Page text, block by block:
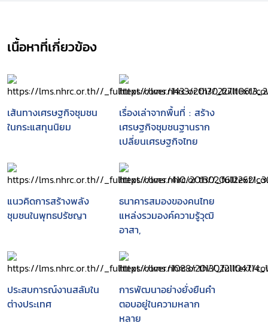
เนื้อหาที่เกี่ยวข้อง
เส้นทางเศรษฐกิจชุมชน
ในกระแสทุนนิยม
เรื่องเล่าจากพื้นที่ : สร้าง
เศรษฐกิจชุมชนฐานราก
เปลี่ยนเศรษฐกิจไทย
แนวคิดการสร้างพลัง
ชุมชนในพุทธปรัชญา
ธนาคารสมองของคนไทย
แหล่งรวมองค์ความรู้วุฒิ
อาสา,
ประสบการณ์งานสลัมใน
ต่างประเทศ
การพัฒนาอย่างยั่งยืนคำ
ตอบอยู่ในความหลาก
หลาย